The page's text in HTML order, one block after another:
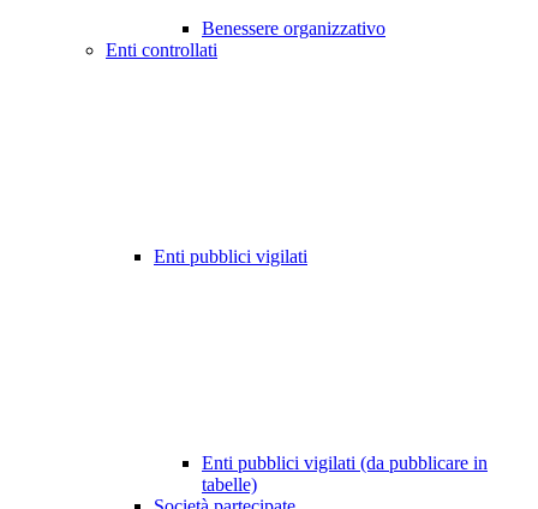
Benessere organizzativo
Enti controllati
Enti pubblici vigilati
Enti pubblici vigilati (da pubblicare in
tabelle)